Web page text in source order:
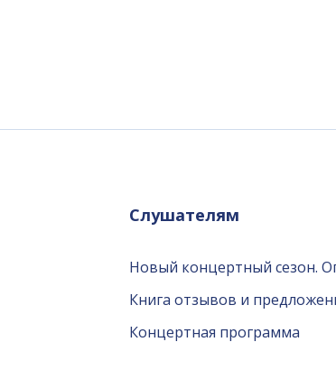
Слушателям
Новый концертный сезон.
Книга отзывов и
Концертная программа